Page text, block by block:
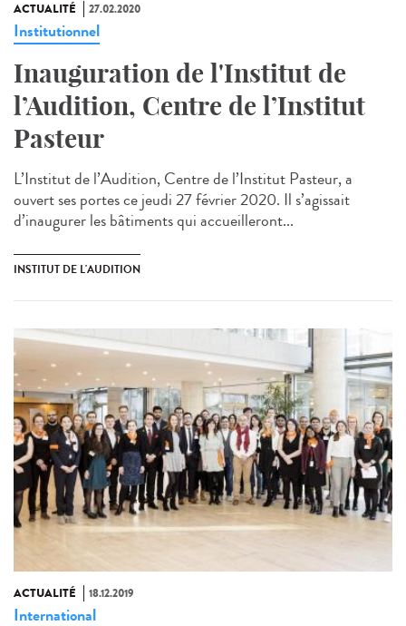
ACTUALITÉ 27.02.2020
Institutionnel
Inauguration de l'Institut de
l’Audition, Centre de l’Institut
Pasteur
L’Institut de l’Audition, Centre de l’Institut Pasteur, a
ouvert ses portes ce jeudi 27 février 2020. Il s’agissait
d’inaugurer les bâtiments qui accueilleront...
INSTITUT DE L'AUDITION
ACTUALITÉ 18.12.2019
International